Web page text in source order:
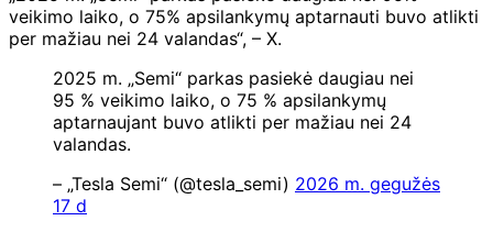
veikimo laiko, o 75% apsilankymų aptarnauti buvo atlikti
per mažiau nei 24 valandas“, – X.
2025 m. „Semi“ parkas pasiekė daugiau nei
95 % veikimo laiko, o 75 % apsilankymų
aptarnaujant buvo atlikti per mažiau nei 24
valandas.
– „Tesla Semi“ (@tesla_semi) 2026 m. gegužės
17 d